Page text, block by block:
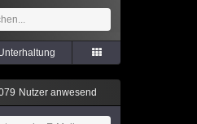
79 Nutzer anwesend